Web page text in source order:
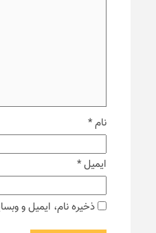
نام*
ایمیل*
ذخیره نام، ایمیل و